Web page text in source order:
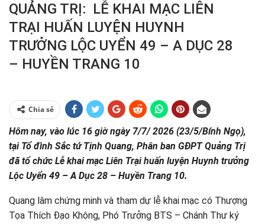
QUẢNG TRỊ: LỄ KHAI MẠC LIÊN
TRẠI HUẤN LUYỆN HUYNH
TRƯỞNG LỘC UYỂN 49 – A DỤC 28
– HUYỀN TRANG 10
Chia sẻ
Hôm nay, vào lúc 16 giờ ngày 7/7/ 2026 (23/5/Bính Ngọ),
tại Tổ đình Sắc tứ Tịnh Quang, Phân ban GĐPT Quảng Trị
đã tổ chức Lễ khai mạc Liên Trại huấn luyện Huynh trưởng
Lộc Uyển 49 – A Dục 28 – Huyền Trang 10.
Quang lâm chứng minh và tham dự lễ khai mạc có Thượng
Tọa Thích Đạo Không, Phó Trưởng BTS – Chánh Thư ký